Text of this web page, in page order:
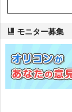
モニター募集